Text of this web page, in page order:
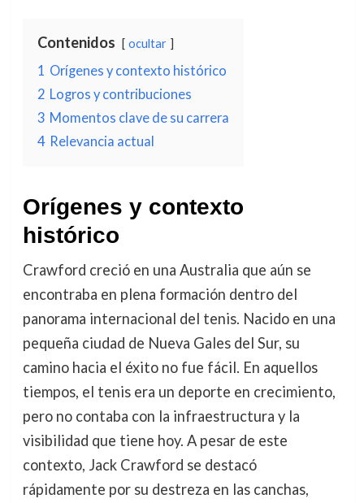
Contenidos ocultar
1 Orígenes y contexto histórico
2 Logros y contribuciones
3 Momentos clave de su carrera
4 Relevancia actual
Orígenes y contexto
histórico
Crawford creció en una Australia que aún se
encontraba en plena formación dentro del
panorama internacional del tenis. Nacido en una
pequeña ciudad de Nueva Gales del Sur, su
camino hacia el éxito no fue fácil. En aquellos
tiempos, el tenis era un deporte en crecimiento,
pero no contaba con la infraestructura y la
visibilidad que tiene hoy. A pesar de este
contexto, Jack Crawford se destacó
rápidamente por su destreza en las canchas,